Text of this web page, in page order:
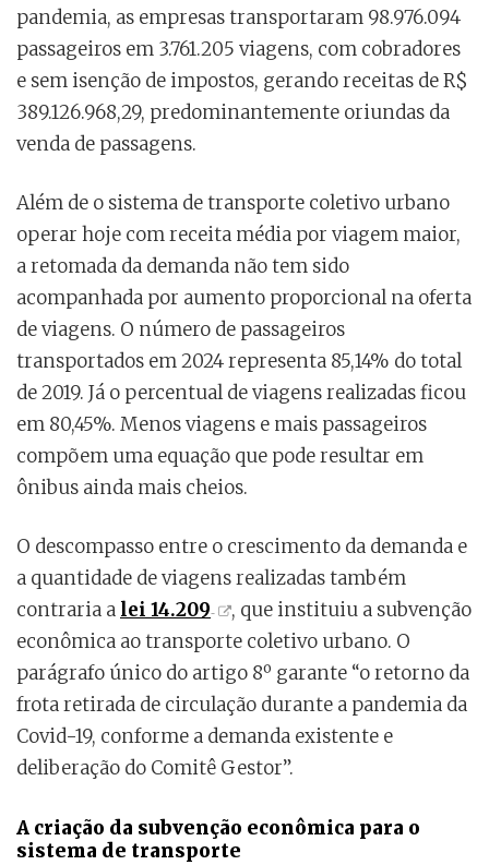
pandemia, as empresas transportaram 98.976.094
passageiros em 3.761.205 viagens, com cobradores
e sem isenção de impostos, gerando receitas de R$
389.126.968,29, predominantemente oriundas da
venda de passagens.
Além de o sistema de transporte coletivo urbano
operar hoje com receita média por viagem maior,
a retomada da demanda não tem sido
acompanhada por aumento proporcional na oferta
de viagens. O número de passageiros
transportados em 2024 representa 85,14% do total
de 2019. Já o percentual de viagens realizadas ficou
em 80,45%. Menos viagens e mais passageiros
compõem uma equação que pode resultar em
ônibus ainda mais cheios.
O descompasso entre o crescimento da demanda e
a quantidade de viagens realizadas também
contraria a lei 14.209
, que instituiu a subvenção
econômica ao transporte coletivo urbano. O
parágrafo único do artigo 8º garante “o retorno da
frota retirada de circulação durante a pandemia da
Covid-19, conforme a demanda existente e
deliberação do Comitê Gestor”.
A criação da subvenção econômica para o
sistema de transporte